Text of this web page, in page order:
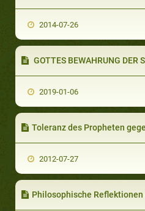
2014-07-26
GOTTES BEWAHRUNG DER SUNNA (TEIL 1 VON 7): DAS
2019-01-06
Toleranz des Propheten
2012-07-27
Philosophische Reflektionen